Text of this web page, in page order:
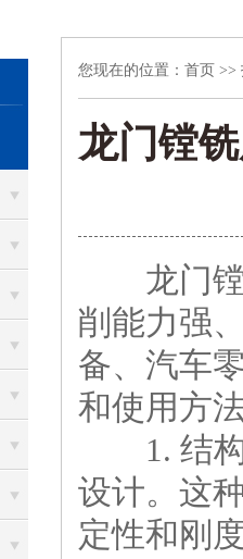
您现在的位置： 首页 >>
龙门镗
龙门镗
削能力强
备、汽车
和使用方
1. 结构
设计。这
定性和刚